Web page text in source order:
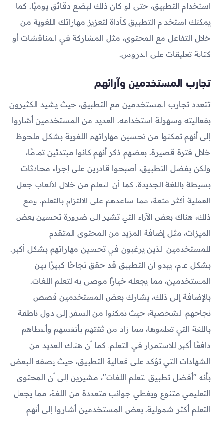
استخدام التطبيق، حتى لو كان ذلك لبضع دقائق يوميًا. كما
يمكنك استخدام التطبيق كأداة لتعزيز مهاراتك اللغوية من
خلال التفاعل مع المحتوى، مثل المشاركة في المناقشات أو
كتابة تعليقات على الدروس.
تجارب المستخدمين وآرائهم
تتعدد تجارب المستخدمين مع التطبيق، حيث يشيد الكثيرون
بفعاليته وسهولة استخدامه. العديد من المستخدمين أشاروا
إلى أنهم تمكنوا من تحسين مهاراتهم اللغوية بشكل ملحوظ
خلال فترة قصيرة. بعضهم ذكر أنهم كانوا مبتدئين تمامًا،
ولكن بفضل التطبيق، أصبحوا قادرين على إجراء محادثات
بسيطة باللغة الجديدة. كما أن التعلم من خلال الألعاب جعل
العملية أكثر متعة، مما ساعدهم على الالتزام بالتعلم. ومع
ذلك، هناك بعض الآراء التي تشير إلى ضرورة تحسين بعض
الميزات، مثل إضافة المزيد من المحتوى المتقدم
للمستخدمين الذين يرغبون في تحسين مهاراتهم بشكل أكبر.
بشكل عام، يبدو أن التطبيق قد حقق نجاحًا كبيرًا بين
المستخدمين، مما يجعله خيارًا موصى به لتعلم اللغات.
بالإضافة إلى ذلك، يشارك بعض المستخدمين قصص
نجاحهم الشخصية، حيث تمكنوا من السفر إلى دول ناطقة
باللغة التي تعلموها، مما زاد من ثقتهم بأنفسهم وأعطاهم
دافعًا أكبر للاستمرار في التعلم. كما أن هناك العديد من
الشهادات التي تؤكد على فعالية التطبيق، حيث يصفه البعض
بأنه "أفضل تطبيق لتعلم اللغات"، مشيرين إلى أن المحتوى
التعليمي متنوع ويغطي جوانب متعددة من اللغة، مما يجعل
التعلم أكثر شمولية. بعض المستخدمين أشاروا إلى أنهم